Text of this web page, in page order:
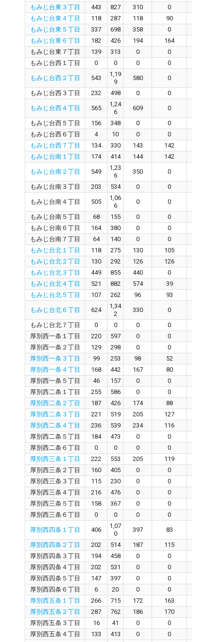
もみじ台東３丁目
443 827 310 0
もみじ台東４丁目
118 287 118 90
もみじ台東５丁目
337 698 358 0
もみじ台東６丁目
182 426 194 164
もみじ台東７丁目
139 313 0 0
もみじ台西１丁目
0 0 0 0
もみじ台西２丁目 543
1,19
9
580 0
もみじ台西３丁目 232 498 0 0
もみじ台西４丁目 565
1,24
6
609 0
もみじ台西５丁目 156 348 0 0
もみじ台西６丁目
4 10 0 0
もみじ台西７丁目
134 330 143 142
もみじ台南１丁目
174 414 144 142
もみじ台南２丁目 549
1,23
6
350 0
もみじ台南３丁目 203 534 0 0
もみじ台南４丁目 505
1,06
6
0 0
もみじ台南５丁目 68 155 0 0
もみじ台南６丁目
164 380 0 0
もみじ台南７丁目
64 140 0 0
もみじ台北１丁目
118 275 130 105
もみじ台北２丁目
130 292 126 126
もみじ台北３丁目
449 855 440 0
もみじ台北４丁目
521 882 574 39
もみじ台北５丁目
107 262 96 93
もみじ台北６丁目 624
1,34
2
330 0
もみじ台北７丁目 0 0 0 0
厚別西一条１丁目
220 597 0 0
厚別西一条２丁目
129 298 0 0
厚別西一条３丁目
99 253 98 52
厚別西一条４丁目
168 442 167 80
厚別西一条５丁目
46 157 0 0
厚別西二条１丁目
255 586 0 0
厚別西二条２丁目
187 426 174 88
厚別西二条３丁目
221 519 205 127
厚別西二条４丁目
236 539 234 116
厚別西二条５丁目
184 473 0 0
厚別西二条６丁目
0 0 0 0
厚別西三条１丁目
222 553 205 119
厚別西三条２丁目
160 405 0 0
厚別西三条３丁目
115 230 0 0
厚別西三条４丁目
216 476 0 0
厚別西三条５丁目
158 367 0 0
厚別西三条６丁目
0 0 0 0
厚別西四条１丁目 406
1,07
0
397 83
厚別西四条２丁目 202 514 187 115
厚別西四条３丁目
194 458 0 0
厚別西四条４丁目
202 531 0 0
厚別西四条５丁目
147 397 0 0
厚別西四条６丁目
6 20 0 0
厚別西五条１丁目
266 715 172 163
厚別西五条２丁目
287 762 186 170
厚別西五条３丁目
16 41 0 0
厚別西五条４丁目
133 413 0 0